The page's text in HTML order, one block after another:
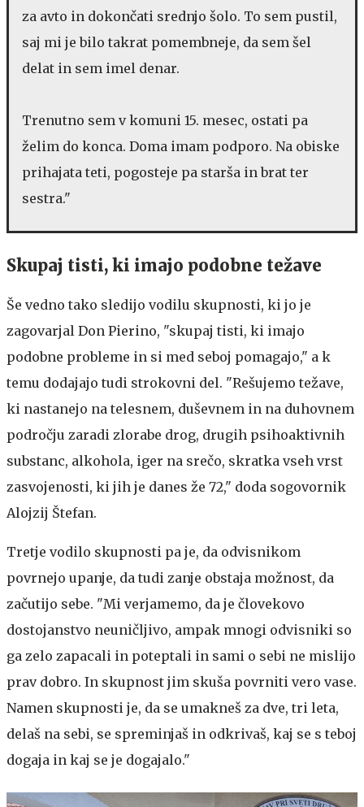
za avto in dokončati srednjo šolo. To sem pustil,
saj mi je bilo takrat pomembneje, da sem šel
delat in sem imel denar.
Trenutno sem v komuni 15. mesec, ostati pa
želim do konca. Doma imam podporo. Na obiske
prihajata teti, pogosteje pa starša in brat ter
sestra."
Skupaj tisti, ki imajo podobne težave
Še vedno tako sledijo vodilu skupnosti, ki jo je
zagovarjal Don Pierino, "skupaj tisti, ki imajo
podobne probleme in si med seboj pomagajo," a k
temu dodajajo tudi strokovni del. "Rešujemo težave,
ki nastanejo na telesnem, duševnem in na duhovnem
področju zaradi zlorabe drog, drugih psihoaktivnih
substanc, alkohola, iger na srečo, skratka vseh vrst
zasvojenosti, ki jih je danes že 72," doda sogovornik
Alojzij Štefan.
Tretje vodilo skupnosti pa je, da odvisnikom
povrnejo upanje, da tudi zanje obstaja možnost, da
začutijo sebe. "Mi verjamemo, da je človekovo
dostojanstvo neuničljivo, ampak mnogi odvisniki so
ga zelo zapacali in poteptali in sami o sebi ne mislijo
prav dobro. In skupnost jim skuša povrniti vero vase.
Namen skupnosti je, da se umakneš za dve, tri leta,
delaš na sebi, se spreminjaš in odkrivaš, kaj se s teboj
dogaja in kaj se je dogajalo."